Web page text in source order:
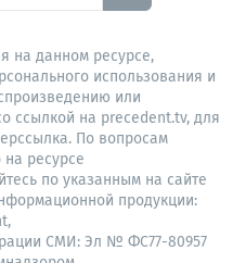
на данном ресурсе,
использования и
или
ссылкой на precedent.tv, для
По вопросам
ресурсе
по указанным на сайте
продукции:
СМИ: Эл № ФС77-80957